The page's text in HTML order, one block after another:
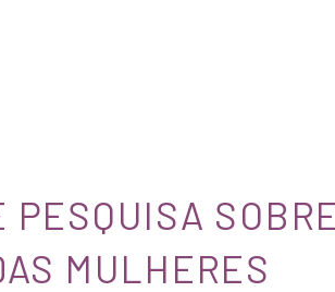
PESQUISA
MULHERES